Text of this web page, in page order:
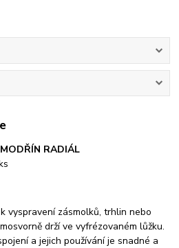
RADIÁL
vyspravení zásmolků, trhlin nebo
drží ve vyfrézovaném lůžku.
a jejich používání je snadné a